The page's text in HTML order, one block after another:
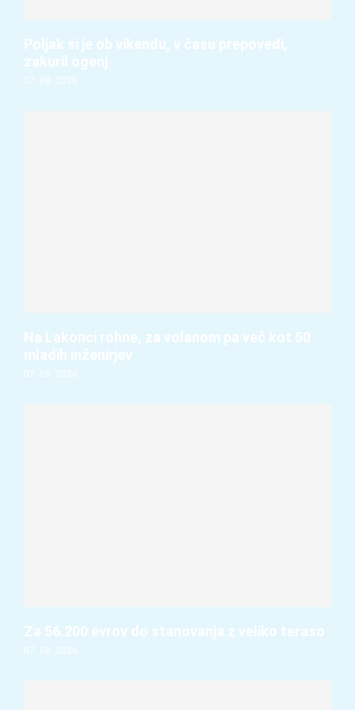
Poljak si je ob vikendu, v času prepovedi,
zakuril ogenj
07. 08. 2026
Na Lakonci rohne, za volanom pa več kot 50
mladih inženirjev
07. 08. 2026
Za 56.200 evrov do stanovanja z veliko teraso
07. 08. 2026